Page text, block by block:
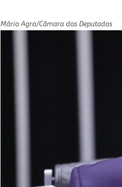
Mário Agra/Câmara dos Deputados